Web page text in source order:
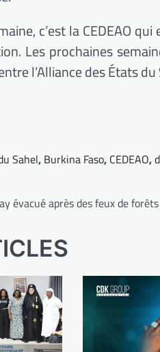
c’est la CEDEAO
Les prochaines
l’Alliance des États du
Sahel, Burkina Faso, CEDEAO,
évacué après des feux de forêts